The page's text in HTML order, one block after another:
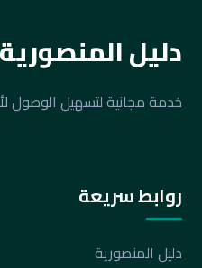
دليل المنصورية
خدمة مجانية لتسهيل الوصول
روابط سريعة
دليل المنصورية